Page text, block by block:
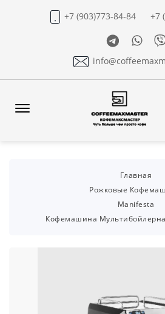
+7 (903)773-84-84
+7
Telegram
Главная
Рожковые
Manifesta
Кофемашина